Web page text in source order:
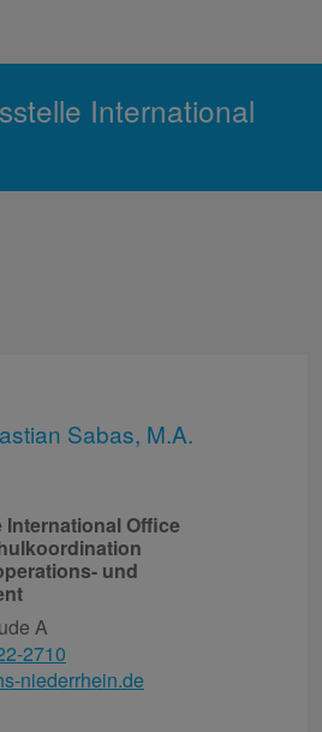
International
Sabas, M.A.
Office
und
A
2710
niederrhein.de